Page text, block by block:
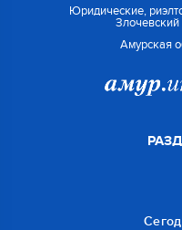
Юридические,
Злочевский
Амурская